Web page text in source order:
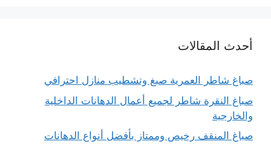
أحدث المقالات
صباغ شاطر العمرية صبغ وتشطيب منازل احترافي
صباغ النقرة شاطر لجميع أعمال الدهانات الداخلية
والخارجية
صباغ المنقف رخيص وممتاز بأفضل أنواع الدهانات